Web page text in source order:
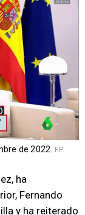
de 2022. EP
ha
Fernando
y ha reiterado